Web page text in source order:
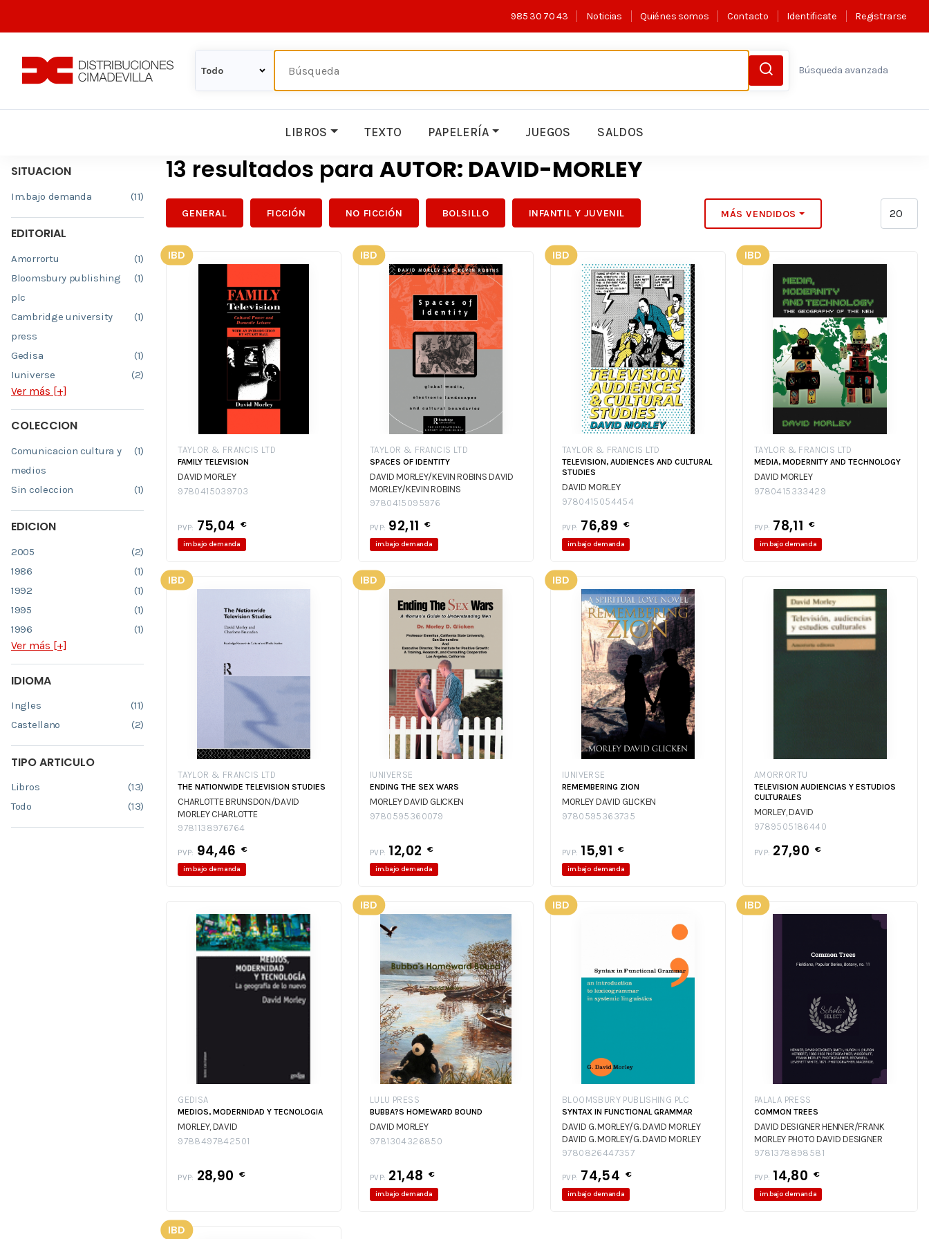
985 30 70 43 Noticias Quiénes somos Contacto Identificate Registrarse
Búsqueda avanzada
LIBROS TEXTO PAPELERÍA JUEGOS SALDOS
SITUACION
Im.bajo demanda (11)
EDITORIAL
Amorrortu
(1)
Bloomsbury publishing
plc
(1)
Cambridge university
press
(1)
Gedisa
(1)
Iuniverse
(2)
Ver más [+]
COLECCION
Comunicacion cultura y
medios
(1)
Sin coleccion (1)
EDICION
2005
(2)
1986
(1)
1992
(1)
1995
(1)
1996
(1)
Ver más [+]
IDIOMA
Ingles
(11)
Castellano
(2)
TIPO ARTICULO
Libros
(13)
Todo
(13)
13 resultados para AUTOR: DAVID-MORLEY
GENERAL FICCIÓN NO FICCIÓN BOLSILLO INFANTIL Y JUVENIL MÁS VENDIDOS
IBD
TAYLOR & FRANCIS LTD
FAMILY TELEVISION
DAVID MORLEY
9780415039703
PVP: 75,04 €
im.bajo demanda
IBD
TAYLOR & FRANCIS LTD
SPACES OF IDENTITY
DAVID MORLEY/KEVIN ROBINS DAVID
MORLEY/KEVIN ROBINS
9780415095976
PVP: 92,11 €
im.bajo demanda
IBD
TAYLOR & FRANCIS LTD
TELEVISION, AUDIENCES AND CULTURAL
STUDIES
DAVID MORLEY
9780415054454
PVP: 76,89 €
im.bajo demanda
IBD
TAYLOR & FRANCIS LTD
MEDIA, MODERNITY AND TECHNOLOGY
DAVID MORLEY
9780415333429
PVP: 78,11 €
im.bajo demanda
IBD
TAYLOR & FRANCIS LTD
THE NATIONWIDE TELEVISION STUDIES
CHARLOTTE BRUNSDON/DAVID
MORLEY CHARLOTTE
BRUNSDON/DAVID MORLEY
9781138976764
PVP: 94,46 €
im.bajo demanda
IBD
IUNIVERSE
ENDING THE SEX WARS
MORLEY DAVID GLICKEN
9780595360079
PVP: 12,02 €
im.bajo demanda
IBD
IUNIVERSE
REMEMBERING ZION
MORLEY DAVID GLICKEN
9780595363735
PVP: 15,91 €
im.bajo demanda
AMORRORTU
TELEVISION AUDIENCIAS Y ESTUDIOS
CULTURALES
MORLEY, DAVID
9789505186440
PVP: 27,90 €
GEDISA
MEDIOS, MODERNIDAD Y TECNOLOGIA
MORLEY, DAVID
9788497842501
PVP: 28,90 €
IBD
LULU PRESS
BUBBA?S HOMEWARD BOUND
DAVID MORLEY
9781304326850
PVP: 21,48 €
im.bajo demanda
IBD
BLOOMSBURY PUBLISHING PLC
SYNTAX IN FUNCTIONAL GRAMMAR
DAVID G. MORLEY/G. DAVID MORLEY
DAVID G. MORLEY/G. DAVID MORLEY
9780826447357
PVP: 74,54 €
im.bajo demanda
IBD
PALALA PRESS
COMMON TREES
DAVID DESIGNER HENNER/FRANK
MORLEY PHOTO DAVID DESIGNER
HENNER/FRANK MORLEY PHOTO
9781378898581
PVP: 14,80 €
im.bajo demanda
IBD